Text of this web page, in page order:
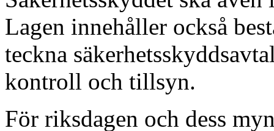
Lagen innehåller också
teckna
kontroll och tillsyn.
För riksdagen och dess